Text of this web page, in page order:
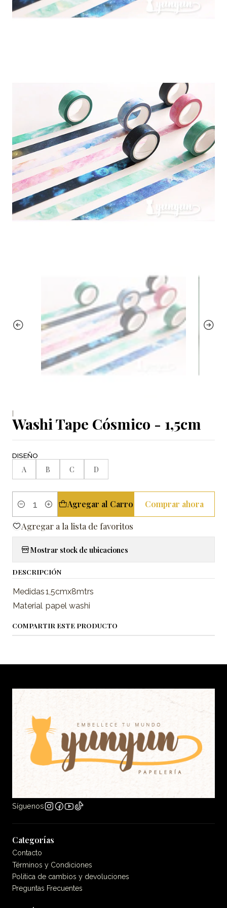
|
Washi Tape Cósmico - 1,5cm
DISEÑO
A B C D
Cantidad
Agregar al Carro Comprar ahora
Agregar a la lista de favoritos
Mostrar stock de ubicaciones
DESCRIPCIÓN
Medidas1,5cmx8mtrs
Material papel washi
COMPARTIR ESTE PRODUCTO
Síguenos
Categorías
Contacto
Términos y Condiciones
Politica de cambios y devoluciones
Preguntas Frecuentes